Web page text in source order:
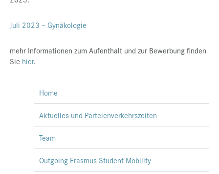
Juli 2023 – Gynäkologie
mehr Informationen zum Aufenthalt und zur Bewerbung finden
Sie hier.
Home
Aktuelles und Parteienverkehrszeiten
Team
Outgoing Erasmus Student Mobility